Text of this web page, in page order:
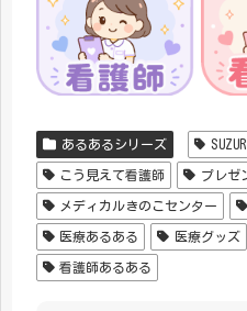
あるあるシリーズ
こう見えて看護師 プレゼ
メディカルきのこセンター
医療あるある 医療グッズ
看護師あるある